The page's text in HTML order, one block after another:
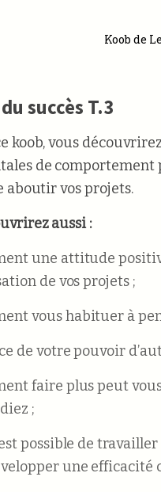
Koob de
succès T.3
koob, vous
de
aboutir vos projets.
aussi :
une attitude
de vos projets ;
vous habituer à
de votre pouvoir
faire plus peut
;
possible de
une efficacité